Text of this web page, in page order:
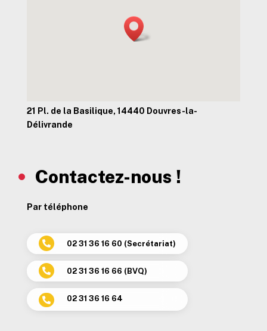
21 Pl. de la Basilique, 14440 Douvres-la-
Délivrande
Contactez-nous !
Par téléphone
 02 31 36 16 60 (Secrétariat)
 02 31 36 16 66 (BVQ)
 02 31 36 16 64